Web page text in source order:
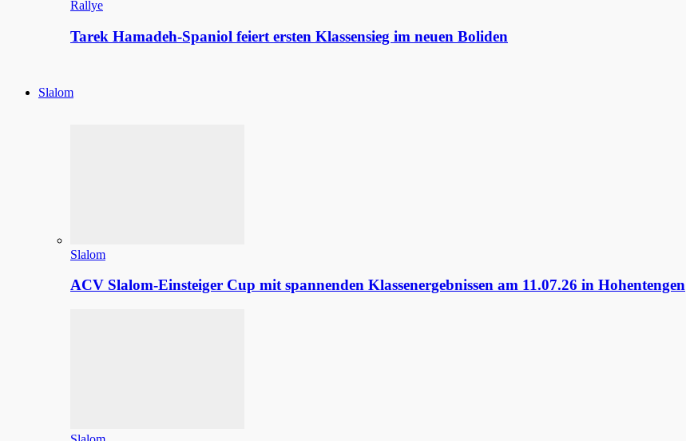
Rallye
Tarek Hamadeh-Spaniol feiert ersten Klassensieg im neuen Boliden
Slalom
Slalom
ACV Slalom-Einsteiger Cup mit spannenden Klassenergebnissen am 11.07.26 in Hohentengen